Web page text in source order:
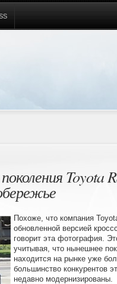
Toyota
Похоже, что компания
обновленной версией
говорит эта фотография.
учитывая, что нынешнее
находится на рынке уже
большинство конкурентов
недавно модернизированы.